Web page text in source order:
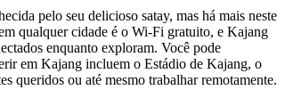
pelo seu delicioso satay, mas há mais neste
qualquer cidade é o Wi-Fi gratuito, e Kajang
enquanto exploram. Você pode
em Kajang incluem o Estádio de Kajang, o
queridos ou até mesmo trabalhar remotamente.